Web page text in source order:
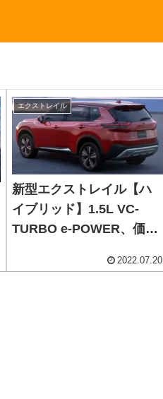
エクストレイル
新型エクストレイル【ハ
イブリッド】1.5L VC-
TURBO e-POWER、価格
無し？
2022.07.20